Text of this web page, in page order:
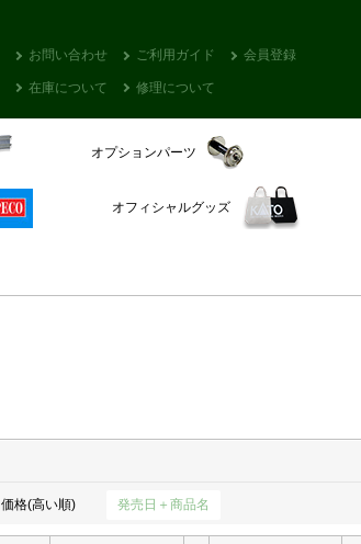
お問い合わせ ご利用ガイド 会員登録
在庫について 修理について
オプションパーツ
オフィシャルグッズ
価格(高い順) 発売日＋商品名